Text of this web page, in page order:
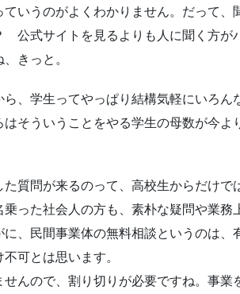
いうのがよくわかりません。だって、
公式サイトを見るよりも人に聞く方が
きっと。
、学生ってやっぱり結構気軽にいろん
そういうことをやる学生の母数が今よ
質問が来るのって、高校生からだけで
った社会人の方も、素朴な疑問や業務
、民間事業体の無料相談というのは、
可とは思います。
んので、割り切りが必要ですね。事業